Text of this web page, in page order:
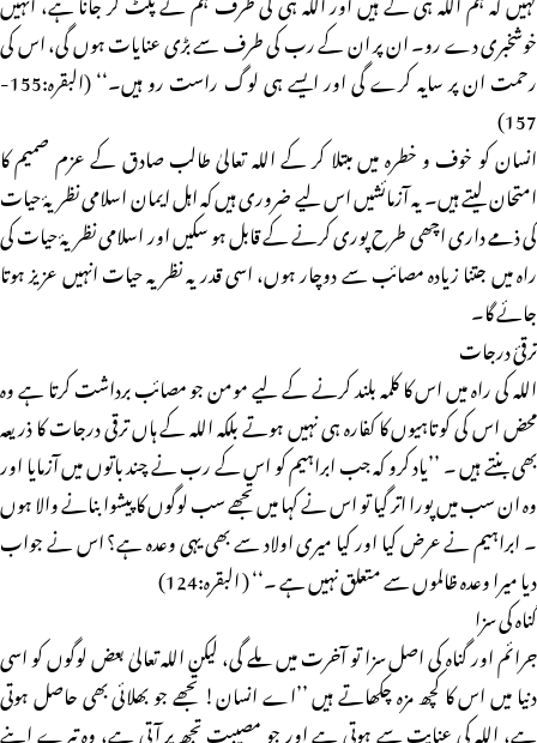
خوشخبری دے رو۔ ان پر ان کے رب کی طرف سے بڑی عنایات ہوں گی، اس کی
رحمت ان پر سایہ کرے گی اور ایسے ہی لوگ راست رو ہیں۔‘‘ (البقرہ:155-
157)
انسان کو خوف و خطرہ میں مبتلا کر کے اللہ تعالیٰ طالب صادق کے عزم صمیم کا
امتحان لیتے ہیں۔ یہ آزمائشیں اس لیے ضروری ہیں کہ اہل ایمان اسلامی نظریۂ حیات
کی ذمے داری اچھی طرح پوری کرنے کے قابل ہو سکیں اور اسلامی نظریۂ حیات کی
راہ میں جتنا زیادہ مصائب سے دوچار ہوں، اسی قدر یہ نظریہ حیات انہیں عزیز ہوتا
جائے گا۔
ترقیٔ درجات
اللہ کی راہ میں اس کا کلمہ بلند کرنے کے لیے مومن جو مصائب برداشت کرتا ہے وہ
محض اس کی کوتاہیوں کا کفارہ ہی نہیں ہوتے بلکہ اللہ کے ہاں ترقی درجات کا ذریعہ
بھی بنتے ہیں ۔ ’’یاد کرو کہ جب ابراہیم کو اس کے رب نے چند باتوں میں آزمایا اور
وہ ان سب میں پورا اتر گیا تو اس نے کہا میں تجھے سب لوگوں کا پیشوا بنانے والا ہوں
۔ ابراہیم نے عرض کیا اور کیا میری اولاد سے بھی یہی وعدہ ہے؟ اس نے جواب
دیا میرا وعدہ ظالموں سے متعلق نہیں ہے ۔‘‘ ( البقرہ:124)
گناہ کی سزا
جرائم اور گناہ کی اصل سزا تو آخرت میں ملے گی، لیکن اللہ تعالیٰ بعض لوگوں کو اسی
دنیا میں اس کا کچھ مزہ چکھاتے ہیں ’’اے انسان! تجھے جو بھلائی بھی حاصل ہوتی
ہے، اللہ کی عنایت سے ہوتی ہے اور جو مصیبت تجھ پر آتی ہے، وہ تیرے اپنے